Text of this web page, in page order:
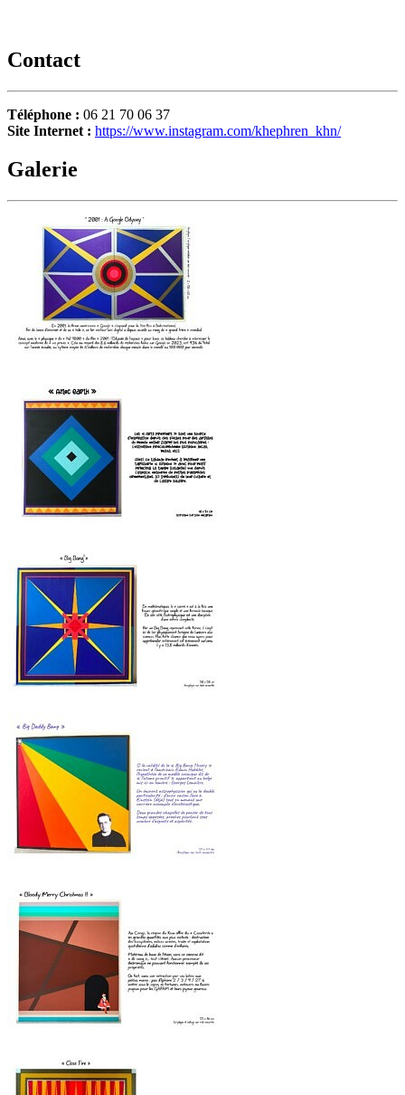
Contact
Téléphone : 06 21 70 06 37
Site Internet : https://www.instagram.com/khephren_khn/
Galerie